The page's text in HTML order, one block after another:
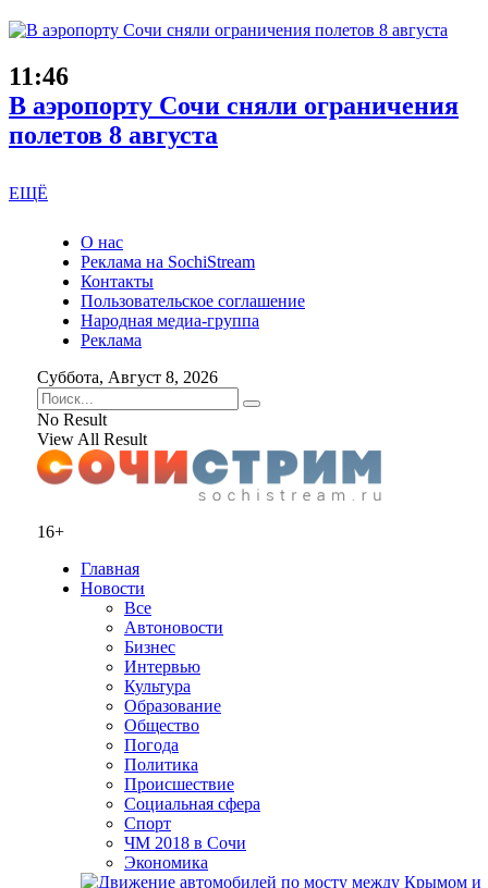
11:46
В аэропорту Сочи сняли ограничения
полетов 8 августа
ЕЩЁ
О нас
Реклама на SochiStream
Контакты
Пользовательское соглашение
Народная медиа-группа
Реклама
Суббота, Август 8, 2026
No Result
View All Result
16+
Главная
Новости
Все
Автоновости
Бизнес
Интервью
Культура
Образование
Общество
Погода
Политика
Происшествие
Социальная сфера
Спорт
ЧМ 2018 в Сочи
Экономика